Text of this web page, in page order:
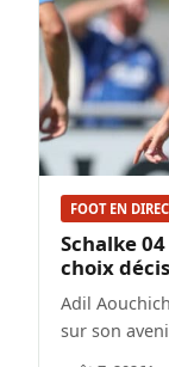
FOOT EN
Schalke
choix
Adil
sur son